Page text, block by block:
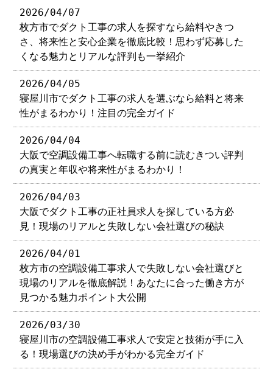
2026/04/07
枚方市でダクト工事の求人を探すなら給料やきつ
さ、将来性と安心企業を徹底比較！思わず応募した
くなる魅力とリアルな評判も一挙紹介
2026/04/05
寝屋川市でダクト工事の求人を選ぶなら給料と将来
性がまるわかり！注目の完全ガイド
2026/04/04
大阪で空調設備工事へ転職する前に読むきつい評判
の真実と年収や将来性がまるわかり！
2026/04/03
大阪でダクト工事の正社員求人を探している方必
見！現場のリアルと失敗しない会社選びの秘訣
2026/04/01
枚方市の空調設備工事求人で失敗しない会社選びと
現場のリアルを徹底解説！あなたに合った働き方が
見つかる魅力ポイント大公開
2026/03/30
寝屋川市の空調設備工事求人で安定と技術が手に入
る！現場選びの決め手がわかる完全ガイド